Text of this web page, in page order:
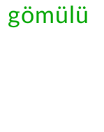
gömülü